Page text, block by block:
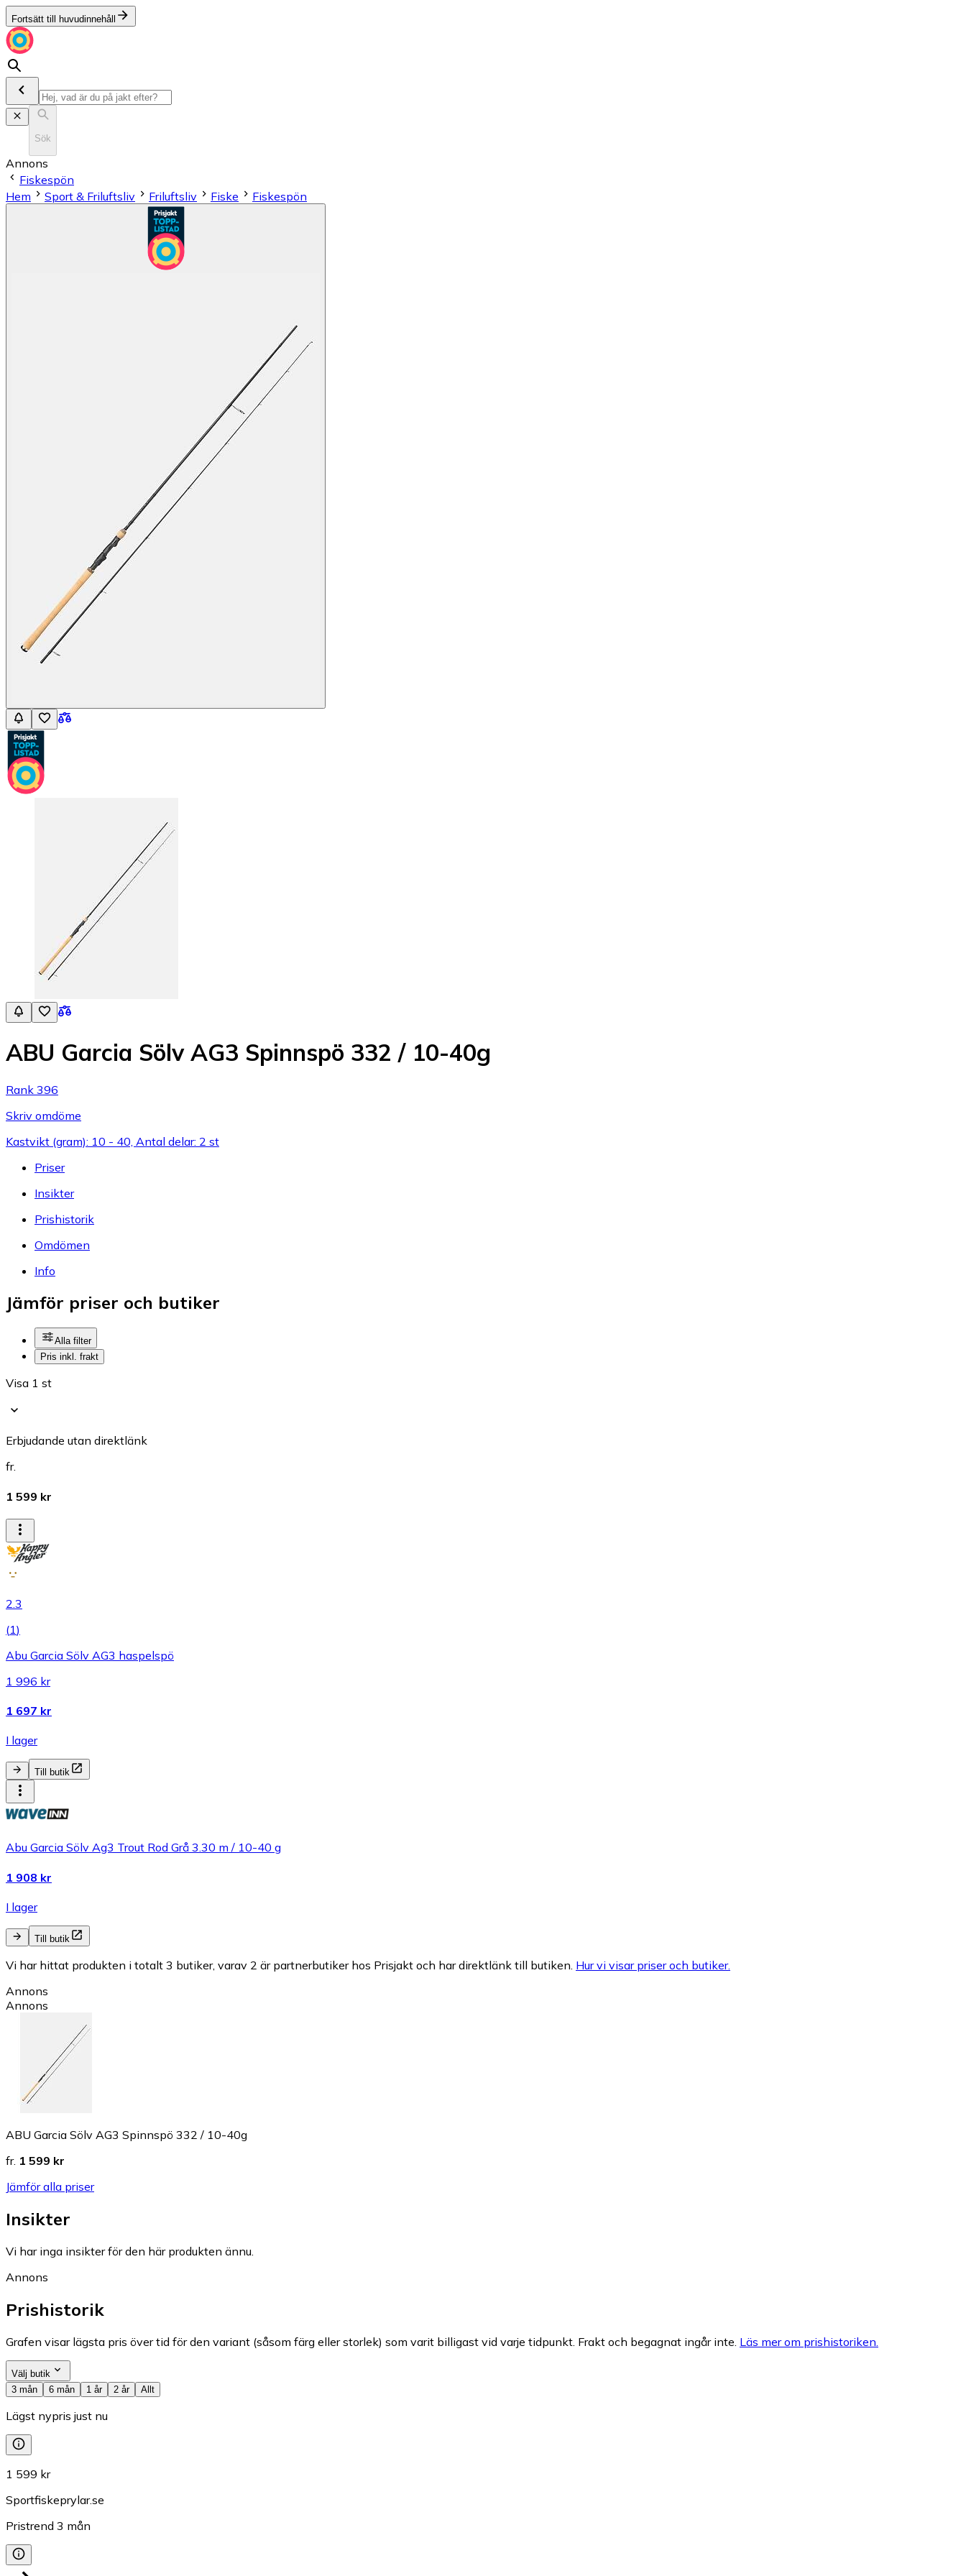
Fortsätt till huvudinnehåll
Sök
Annons
Fiskespön
Hem
Sport & Friluftsliv Friluftsliv Fiske Fiskespön
ABU Garcia Sölv AG3 Spinnspö 332 / 10-40g
Rank 396
Skriv omdöme
Kastvikt (gram): 10 - 40, Antal delar: 2 st
Priser
Insikter
Prishistorik
Omdömen
Info
Jämför priser och butiker
Alla filter
Pris inkl. frakt
Visa 1 st
Erbjudande utan direktlänk
fr.
1 599 kr
2.3
(1)
Abu Garcia Sölv AG3 haspelspö
1 996 kr
1 697 kr
I lager
Till butik
Abu Garcia Sölv Ag3 Trout Rod Grå 3.30 m / 10-40 g
1 908 kr
I lager
Till butik
Vi har hittat produkten i totalt 3 butiker, varav 2 är partnerbutiker hos Prisjakt och har direktlänk till butiken. Hur vi visar priser och butiker.
Annons
Annons
ABU Garcia Sölv AG3 Spinnspö 332 / 10-40g
fr. 1 599 kr
Jämför alla priser
Insikter
Vi har inga insikter för den här produkten ännu.
Annons
Prishistorik
Grafen visar lägsta pris över tid för den variant (såsom färg eller storlek) som varit billigast vid varje tidpunkt. Frakt och begagnat ingår inte. Läs mer om prishistoriken.
Välj butik
3 mån
6 mån 1 år 2 år Allt
Lägst nypris just nu
1 599 kr
Sportfiskeprylar.se
Pristrend 3 mån